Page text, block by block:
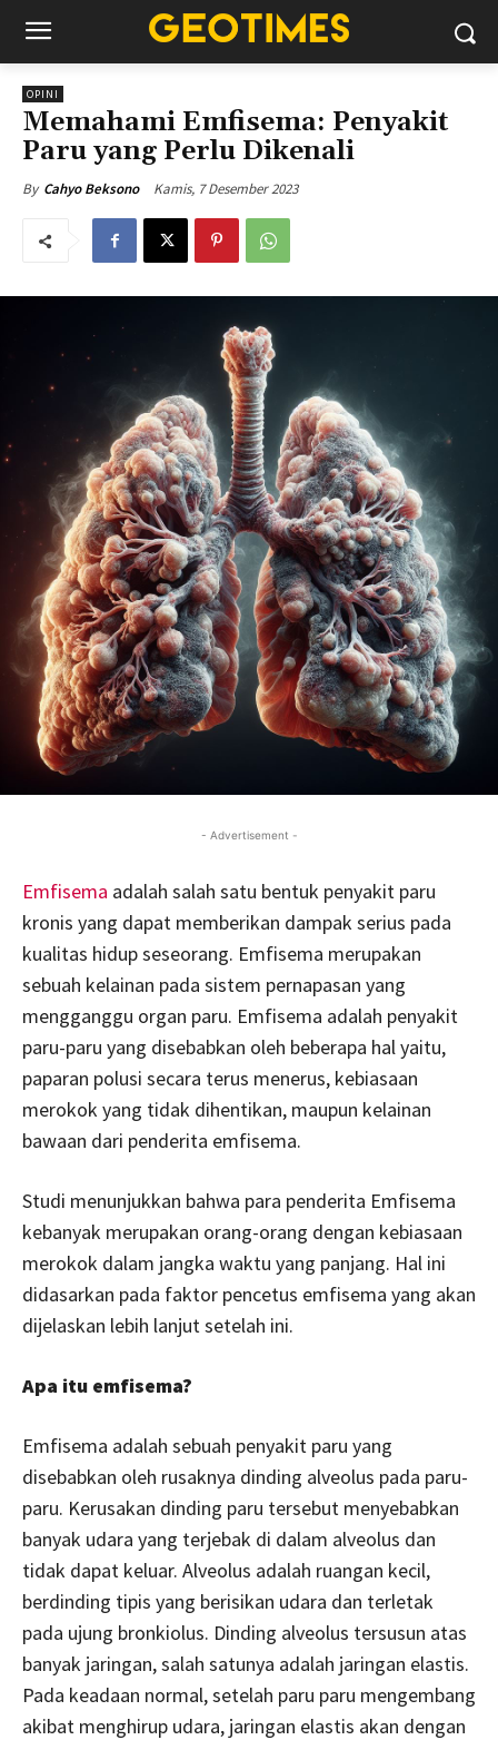
OPINI
Memahami Emfisema: Penyakit
Paru yang Perlu Dikenali
By Cahyo Beksono Kamis, 7 Desember 2023
- Advertisement -
Emfisema adalah salah satu bentuk penyakit paru
kronis yang dapat memberikan dampak serius pada
kualitas hidup seseorang. Emfisema merupakan
sebuah kelainan pada sistem pernapasan yang
mengganggu organ paru. Emfisema adalah penyakit
paru-paru yang disebabkan oleh beberapa hal yaitu,
paparan polusi secara terus menerus, kebiasaan
merokok yang tidak dihentikan, maupun kelainan
bawaan dari penderita emfisema.
Studi menunjukkan bahwa para penderita Emfisema
kebanyak merupakan orang-orang dengan kebiasaan
merokok dalam jangka waktu yang panjang. Hal ini
didasarkan pada faktor pencetus emfisema yang akan
dijelaskan lebih lanjut setelah ini.
Apa itu emfisema?
Emfisema adalah sebuah penyakit paru yang
disebabkan oleh rusaknya dinding alveolus pada paru-
paru. Kerusakan dinding paru tersebut menyebabkan
banyak udara yang terjebak di dalam alveolus dan
tidak dapat keluar. Alveolus adalah ruangan kecil,
berdinding tipis yang berisikan udara dan terletak
pada ujung bronkiolus. Dinding alveolus tersusun atas
banyak jaringan, salah satunya adalah jaringan elastis.
Pada keadaan normal, setelah paru paru mengembang
akibat menghirup udara, jaringan elastis akan dengan